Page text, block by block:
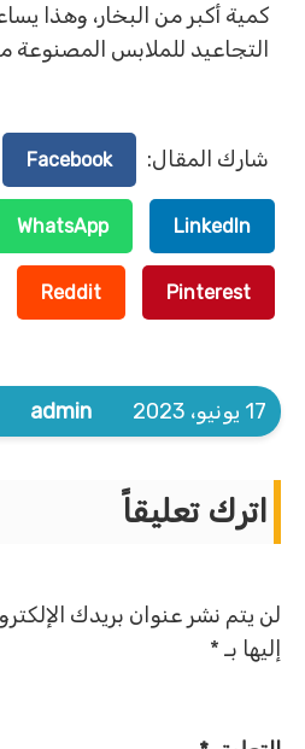
كمية أكبر من البخار، وهذا
التجاعيد للملابس المصنوعة من
شارك المقال: Facebook
LinkedIn
WhatsApp
Pinterest
Reddit
17 يونيو، 2023 admin
اترك تعليقاً
لن يتم نشر عنوان بريدك الإلكتروني.
إليها بـ *